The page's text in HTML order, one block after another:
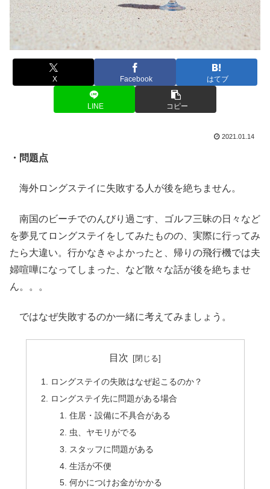
X Facebook はてブ
LINE コピー
2021.01.14
・問題点
海外ロングステイに失敗する人が後を絶ちません。
南国のビーチでのんびり過ごす、ゴルフ三昧の日々など
を夢見てロングステイをしてみたものの、実際に行ってみ
たら大違い。行かなきゃよかったと、帰りの飛行機では夫
婦喧嘩になってしまった、など散々な話が後を絶ちませ
ん。。。
ではなぜ失敗するのか一緒に考えてみましょう。
目次
ロングステイの失敗はなぜ起こるのか？
ロングステイ先に問題がある場合
住居・設備に不具合がある
虫、ヤモリがでる
スタッフに問題がある
生活が不便
何かにつけお金がかかる